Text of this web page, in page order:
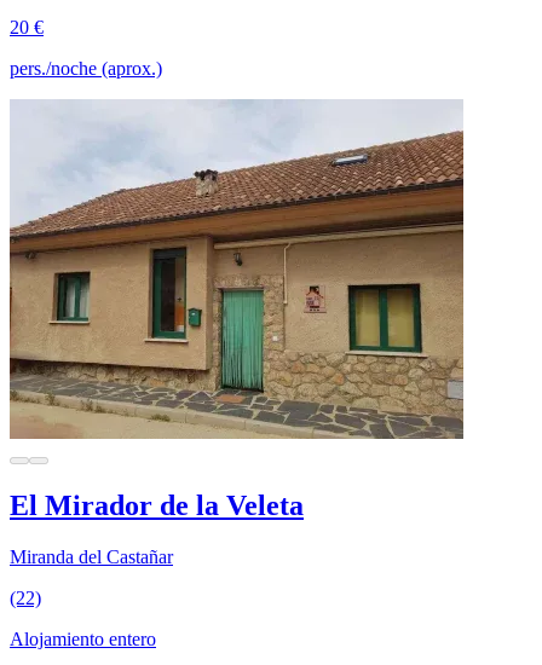
20 €
pers./noche (aprox.)
El Mirador de la Veleta
Miranda del Castañar
(22)
Alojamiento entero